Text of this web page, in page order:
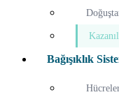
Bağışıklık